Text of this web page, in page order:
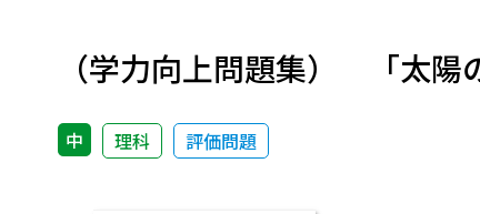
（学力向上問題集） 「太陽
中 理科 評価問題